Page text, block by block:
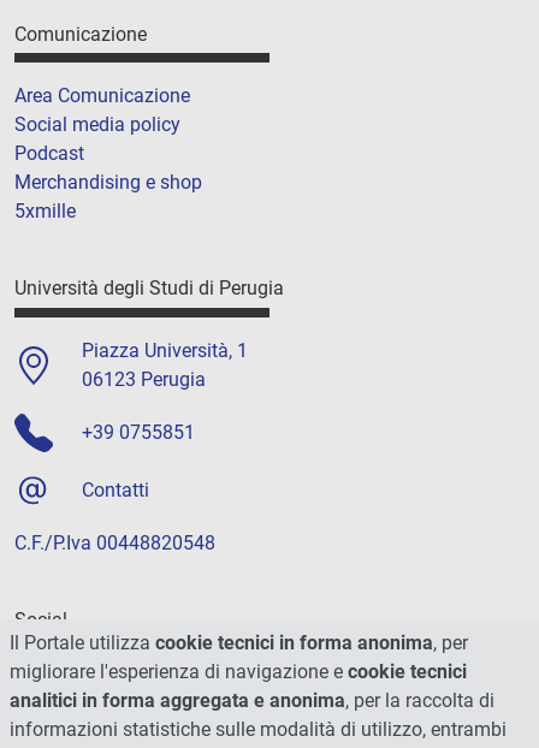
Comunicazione
Area Comunicazione
Social media policy
Podcast
Merchandising e shop
5xmille
Università degli Studi di Perugia
Piazza Università, 1
06123 Perugia
+39 0755851
Contatti
C.F./P.Iva 00448820548
Social
Il Portale utilizza cookie tecnici in forma anonima, per
migliorare l'esperienza di navigazione e cookie tecnici
analitici in forma aggregata e anonima, per la raccolta di
informazioni statistiche sulle modalità di utilizzo, entrambi